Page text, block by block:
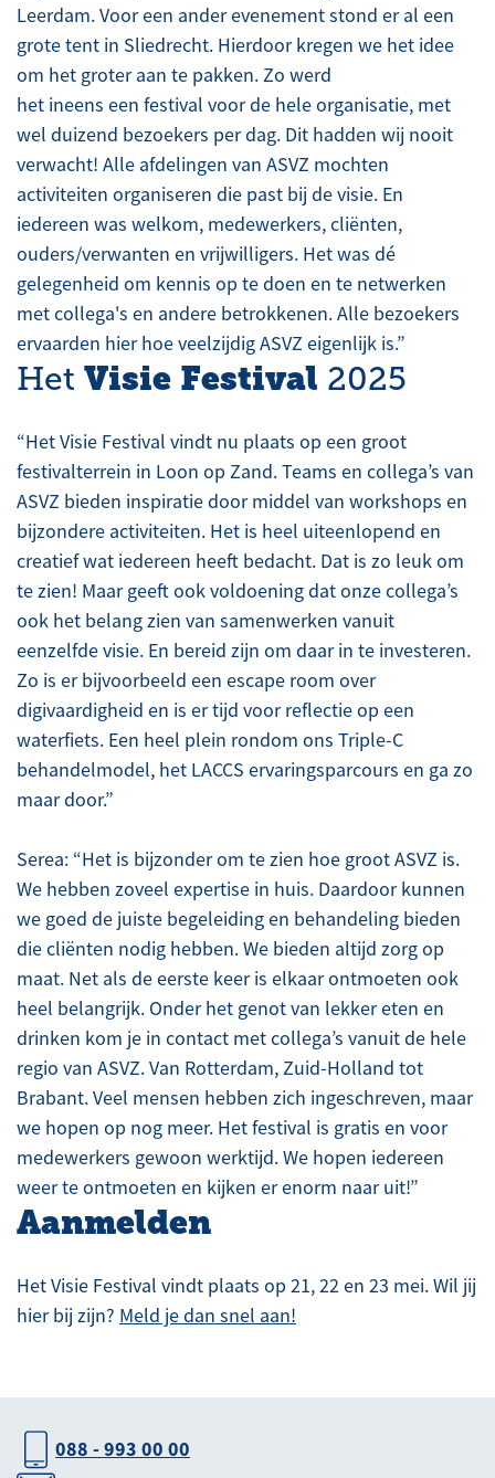
Leerdam. Voor een ander evenement stond er al een
grote tent in Sliedrecht. Hierdoor kregen we het idee
om het groter aan te pakken. Zo werd
het ineens een festival voor de hele organisatie, met
wel duizend bezoekers per dag. Dit hadden wij nooit
verwacht! Alle afdelingen van ASVZ mochten
activiteiten organiseren die past bij de visie. En
iedereen was welkom, medewerkers, cliënten,
ouders/verwanten en vrijwilligers. Het was dé
gelegenheid om kennis op te doen en te netwerken
met collega's en andere betrokkenen. Alle bezoekers
ervaarden hier hoe veelzijdig ASVZ eigenlijk is.”
Het Visie Festival 2025
“Het Visie Festival vindt nu plaats op een groot
festivalterrein in Loon op Zand. Teams en collega’s van
ASVZ bieden inspiratie door middel van workshops en
bijzondere activiteiten. Het is heel uiteenlopend en
creatief wat iedereen heeft bedacht. Dat is zo leuk om
te zien! Maar geeft ook voldoening dat onze collega’s
ook het belang zien van samenwerken vanuit
eenzelfde visie. En bereid zijn om daar in te investeren.
Zo is er bijvoorbeeld een escape room over
digivaardigheid en is er tijd voor reflectie op een
waterfiets. Een heel plein rondom ons Triple-C
behandelmodel, het LACCS ervaringsparcours en ga zo
maar door.”
Serea: “Het is bijzonder om te zien hoe groot ASVZ is.
We hebben zoveel expertise in huis. Daardoor kunnen
we goed de juiste begeleiding en behandeling bieden
die cliënten nodig hebben. We bieden altijd zorg op
maat. Net als de eerste keer is elkaar ontmoeten ook
heel belangrijk. Onder het genot van lekker eten en
drinken kom je in contact met collega’s vanuit de hele
regio van ASVZ. Van Rotterdam, Zuid-Holland tot
Brabant. Veel mensen hebben zich ingeschreven, maar
we hopen op nog meer. Het festival is gratis en voor
medewerkers gewoon werktijd. We hopen iedereen
weer te ontmoeten en kijken er enorm naar uit!”
Aanmelden
Het Visie Festival vindt plaats op 21, 22 en 23 mei. Wil jij
hier bij zijn? Meld je dan snel aan!
088 - 993 00 00